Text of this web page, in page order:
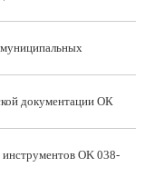
документации ОК
OK 038-